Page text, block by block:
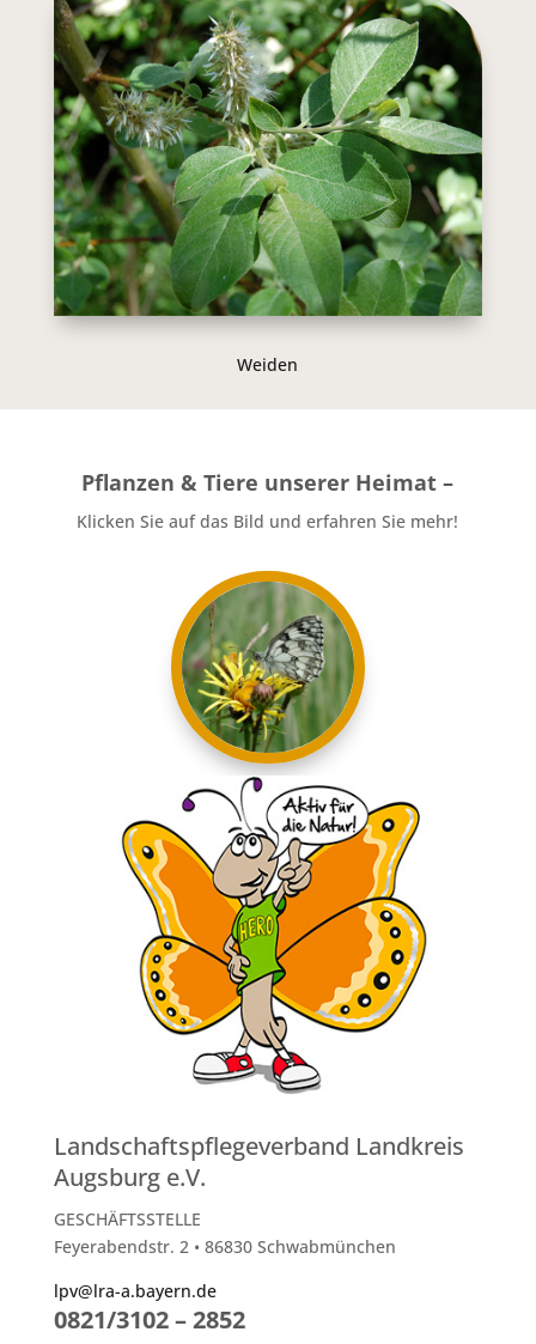
Weiden
Pflanzen & Tiere unserer Heimat –
Klicken Sie auf das Bild und erfahren Sie mehr!
Landschaftspflegeverband Landkreis
Augsburg e.V.
GESCHÄFTSSTELLE
Feyerabendstr. 2 • 86830 Schwabmünchen
lpv@lra-a.bayern.de
0821/3102 – 2852